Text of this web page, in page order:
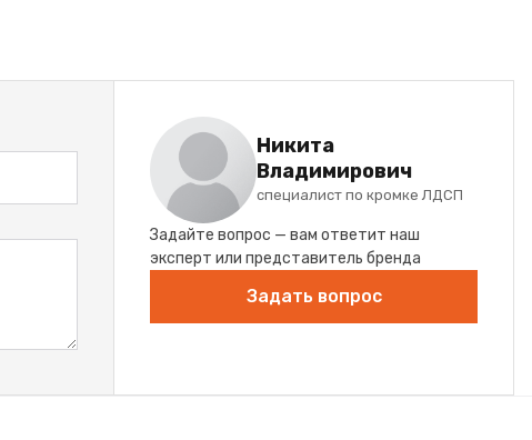
Никита
Владимирович
специалист по кромке ЛДСП
Задайте вопрос — вам ответит наш
эксперт или представитель бренда
Задать вопрос